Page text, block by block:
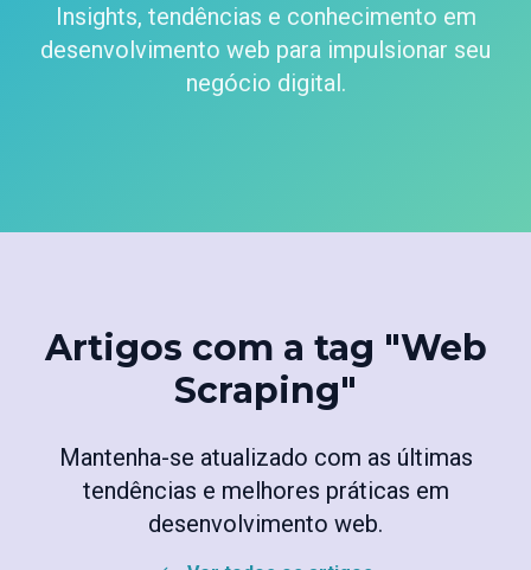
Insights, tendências e conhecimento em
desenvolvimento web para impulsionar seu
negócio digital.
Artigos com a tag "Web
Scraping"
Mantenha-se atualizado com as últimas
tendências e melhores práticas em
desenvolvimento web.